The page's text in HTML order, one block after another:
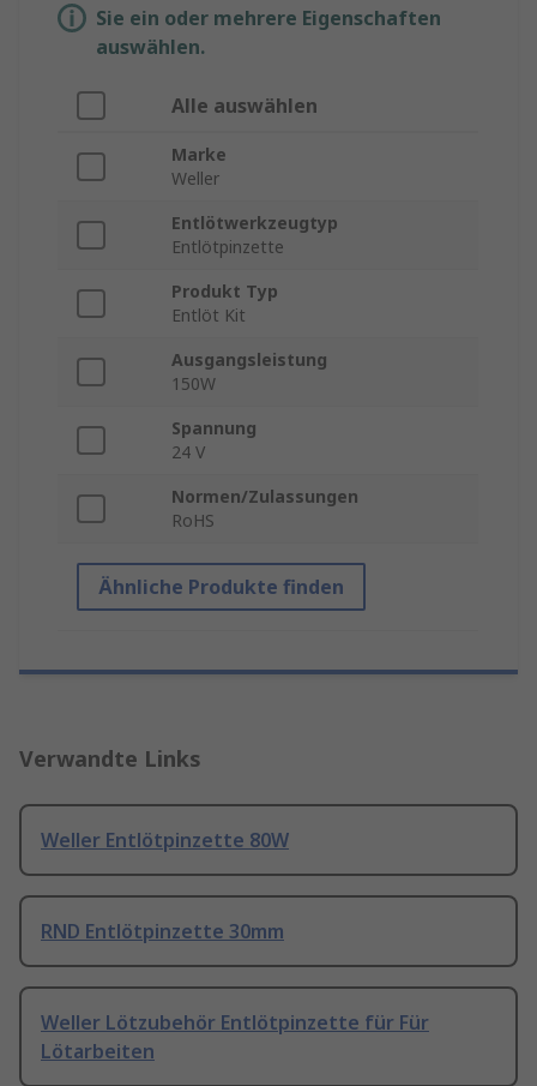
Sie ein oder mehrere Eigenschaften
auswählen.
Alle auswählen
Marke
Weller
Entlötwerkzeugtyp
Entlötpinzette
Produkt Typ
Entlöt Kit
Ausgangsleistung
150W
Spannung
24 V
Normen/Zulassungen
RoHS
Ähnliche Produkte finden
Verwandte Links
Weller Entlötpinzette 80W
RND Entlötpinzette 30mm
Weller Lötzubehör Entlötpinzette für Für
Lötarbeiten